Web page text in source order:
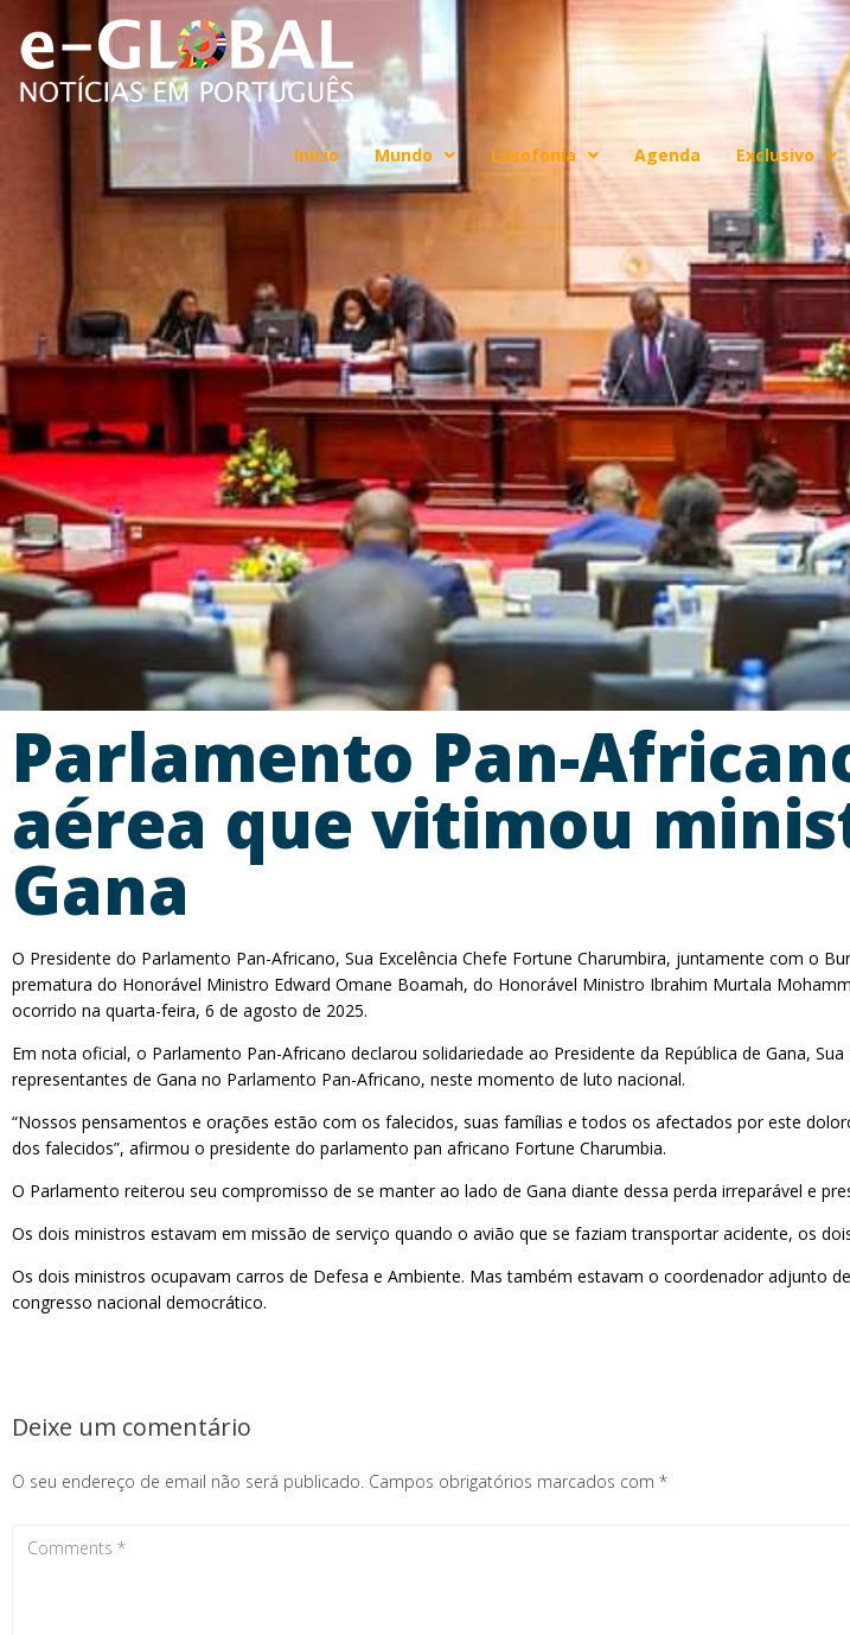
Início Mundo Lusofonia Agenda Exclusivo
Parlamento Pan-
aérea que vitimou
Gana
O Presidente do Parlamento Pan-Africano, Sua Excelência Chefe Fortune Charumbira, juntamente com o
prematura do Honorável Ministro Edward Omane Boamah, do Honorável Ministro Ibrahim Murtala
ocorrido na quarta-feira, 6 de agosto de 2025.
Em nota oficial, o Parlamento Pan-Africano declarou solidariedade ao Presidente da República de Gana,
representantes de Gana no Parlamento Pan-Africano, neste momento de luto nacional.
“Nossos pensamentos e orações estão com os falecidos, suas famílias e todos os afectados por este
dos falecidos”, afirmou o presidente do parlamento pan africano Fortune Charumbia.
O Parlamento reiterou seu compromisso de se manter ao lado de Gana diante dessa perda irreparável e
Os dois ministros estavam em missão de serviço quando o avião que se faziam transportar acidente, os
Os dois ministros ocupavam carros de Defesa e Ambiente. Mas também estavam o coordenador adjunto
congresso nacional democrático.
Deixe um comentário
O seu endereço de email não será publicado. Campos obrigatórios marcados com *